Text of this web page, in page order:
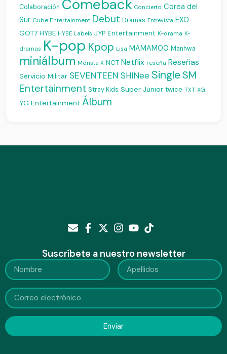
Colaboración Comeback Concierto Corea del
Sur Cube Entertainment Debut Dramas Entrevista EXO
GOT7 HYBE HYBE Labels JYP Entertainment K-drama K-
dramas K-pop Kpop Lisa MAMAMOO Manhwa
miniálbum Monsta X NCT Netflix reseña Reseñas
Servicio Militar SEVENTEEN SHINee Single SM
Entertainment Stray Kids Super Junior twice TXT XG
YG Entertainment Álbum
Suscríbete a nuestro newsletter
Enviar